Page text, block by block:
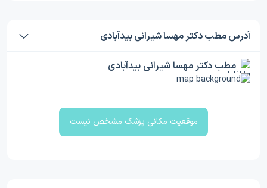
آدرس مطب دکتر مهسا شیرانی بیدآبادی
مطب دکتر مهسا شیرانی بیدآبادی
موقعیت مکانی پزشک مشخص نیست